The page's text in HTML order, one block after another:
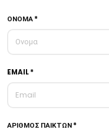
ΟΝΟΜΑ *
EMAIL *
ΑΡΙΘΜΟΣ ΠΑΙΚΤΩΝ *